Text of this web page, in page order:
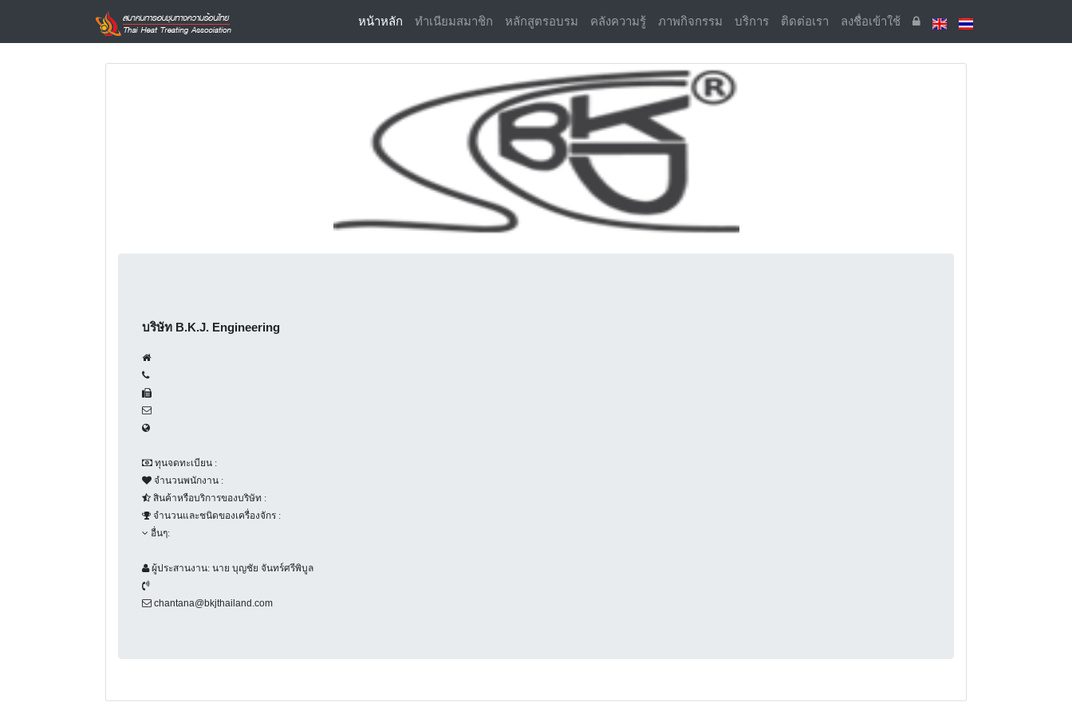
หน้าหลัก(current)
ทำเนียมสมาชิก หลักสูตรอบรม คลังความรู้ ภาพกิจกรรม บริการ ติดต่อเรา ลงชื่อเข้าใช้
บริษัท B.K.J. Engineering
ทุนจดทะเบียน :
จำนวนพนักงาน :
สินค้าหรือบริการของบริษัท :
จำนวนและชนิดของเครื่องจักร :
อื่นๆ:
ผู้ประสานงาน: นาย บุญชัย จันทร์ศรีพิบูล
chantana@bkjthailand.com